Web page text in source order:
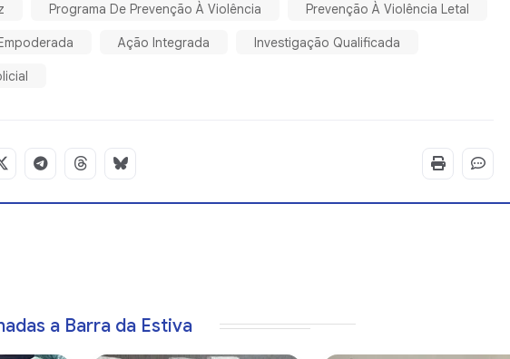
Programa De Prevenção À Violência Prevenção À Violência Letal
Ação Integrada Investigação Qualificada
a Barra da Estiva